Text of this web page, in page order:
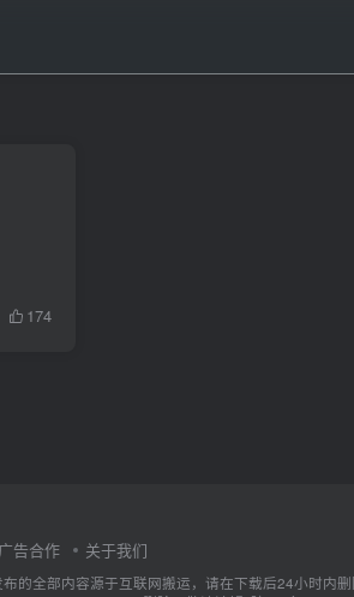
174
广告合作 关于我们
的全部内容源于互联网搬运，请在下载后24小时内